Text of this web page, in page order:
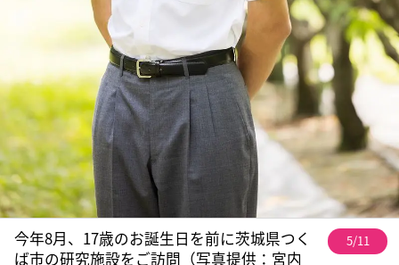
今年8月、17歳のお誕生日を前に茨城県つく
ば市の研究施設をご訪問（写真提供：宮内
5/11